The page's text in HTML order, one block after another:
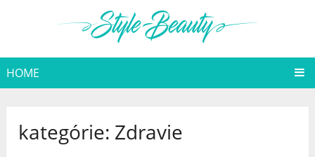
HOME
kategórie: Zdravie